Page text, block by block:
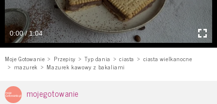
0:00 / 1:04
Moje Gotowanie Przepisy Typ dania ciasta
ciasta wielkanocne
mazurek
Mazurek kawowy z bakaliami
mojegotowanie